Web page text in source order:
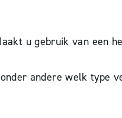
u gebruik van een
andere welk